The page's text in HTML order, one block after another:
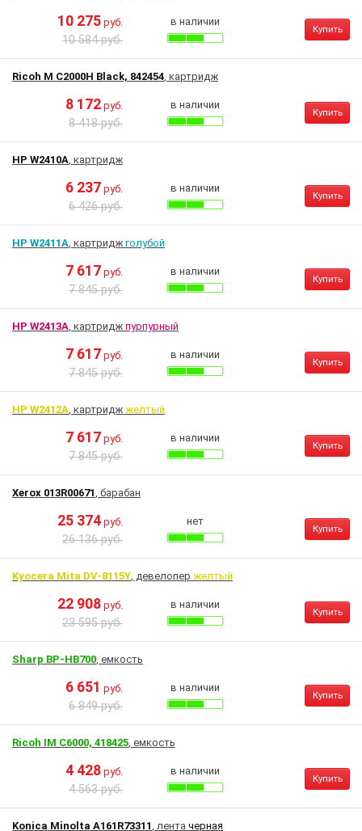
10 275 руб.
10 584 руб.
в наличии
Купить
Ricoh M C2000H Black, 842454, картридж
8 172 руб.
8 418 руб.
в наличии
Купить
HP W2410A, картридж
6 237 руб.
6 426 руб.
в наличии
Купить
HP W2411A, картридж голубой
7 617 руб.
7 845 руб.
в наличии
Купить
HP W2413A, картридж пурпурный
7 617 руб.
7 845 руб.
в наличии
Купить
HP W2412A, картридж желтый
7 617 руб.
7 845 руб.
в наличии
Купить
Xerox 013R00671, барабан
25 374 руб.
26 136 руб.
нет
Купить
Kyocera Mita DV-8115Y, девелопер желтый
22 908 руб.
23 595 руб.
в наличии
Купить
Sharp BP-HB700, емкость
6 651 руб.
6 849 руб.
в наличии
Купить
Ricoh IM C6000, 418425, емкость
4 428 руб.
4 563 руб.
в наличии
Купить
Konica Minolta A161R73311, лента черная